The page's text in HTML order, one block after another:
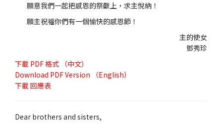
願意我們一起把感恩的祭獻上，求主悅納！
願主祝福你們有一個愉快的感恩節！
主的使女
鄧秀珍
下載 PDF 格式 （中文）
Download PDF Version （English）
下載回應表
Dear brothers and sisters,